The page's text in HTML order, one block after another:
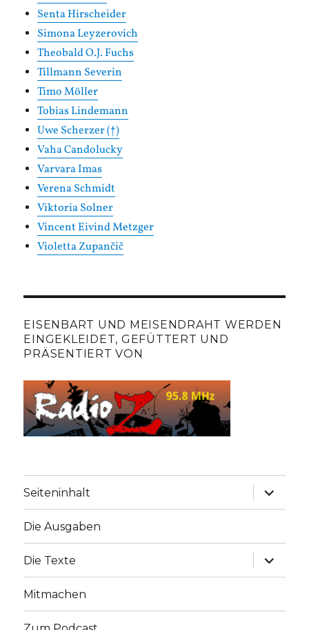
Senta Hirscheider
Simona Leyzerovich
Theobald O.J. Fuchs
Tillmann Severin
Timo Möller
Tobias Lindemann
Uwe Scherzer (†)
Vaha Candolucky
Varvara Imas
Verena Schmidt
Viktoria Solner
Vincent Eivind Metzger
Violetta Zupančič
EISENBART UND MEISENDRAHT WERDEN
EINGEKLEIDET, GEFÜTTERT UND
PRÄSENTIERT VON
Seiteninhalt
Die Ausgaben
Die Texte
Mitmachen